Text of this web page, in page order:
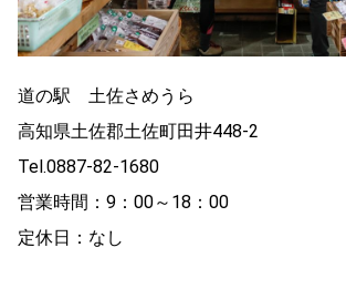
道の駅 土佐さめうら
高知県土佐郡土佐町田井448-2
Tel.0887-82-1680
営業時間：9：00～18：00
定休日：なし